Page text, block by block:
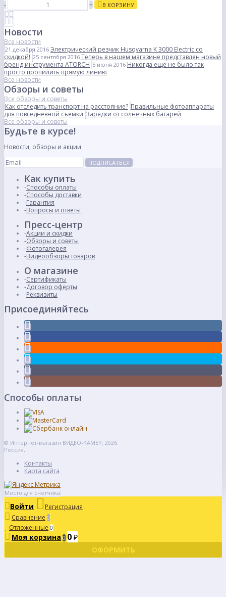
-
+ В КОРЗИНУ
Новости
Все новости
21 декабря 2016 Электрический резчик Husqvarna K 3000 Electric со
скидкой! 25 сентября 2016 Теперь в нашем магазине представлен новый
бренд инструмента ATORCH 5 июня 2016 Никогда еще не было так
просто пропилить прямую линию
Все новости
Обзоры и советы
Все обзоры и советы
Как отследить транспорт на расстояние? Правильные фотоаппараты
для повседневной съемки Зарядки от солнечных батарей
Все обзоры и советы
Будьте в курсе!
Новости, обзоры и акции
ПОДПИСАТЬСЯ
Как купить
Способы оплаты
Способы доставки
Гарантия
Вопросы и ответы
Пресс-центр
Акции и скидки
Обзоры и советы
Фотогалерея
Видеообзоры товаров
О магазине
Сертификаты
Договор оферты
Реквизиты
Присоединяйтесь
Способы оплаты
© Интернет-магазин ВИДЕО-КАМЕР, 2026
Россия,
Контакты
Карта сайта
Место для счетчика
Войти
Регистрация
Сравнение 0
Отложенные 0
Моя корзина 0 0 ₽
ОФОРМИТЬ